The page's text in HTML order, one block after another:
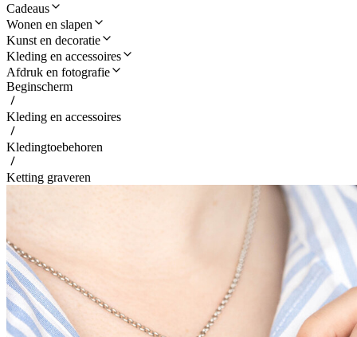
Cadeaus
Wonen en slapen
Kunst en decoratie
Kleding en accessoires
Afdruk en fotografie
Beginscherm
Kleding en accessoires
Kledingtoebehoren
Ketting graveren